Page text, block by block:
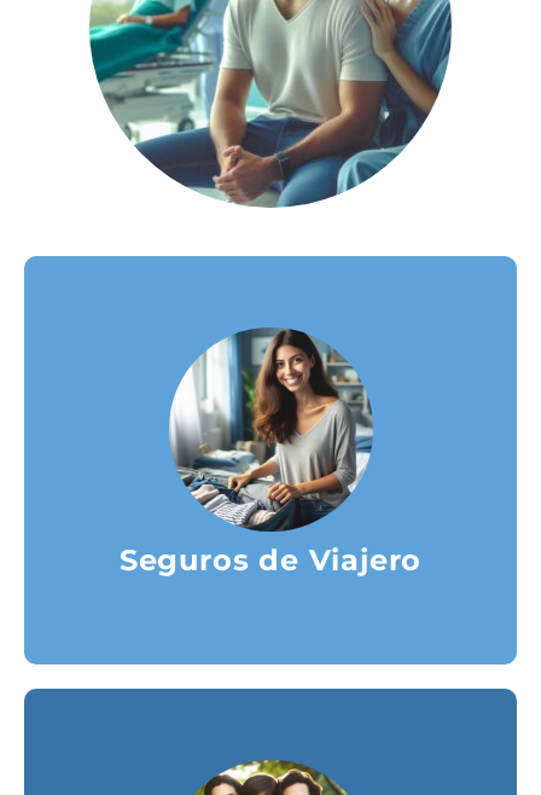
Seguros de Viajero
Cada aventura merece ser vivida
plenamente. Protégete de
urgencias médicas, percances
con equipaje o cancelaciones,
para que tu única preocupación
sea disfrutar del destino.
COTIZA TU SEGURO DE VIAJERO
COTIZA EL SEGURO PARA TU